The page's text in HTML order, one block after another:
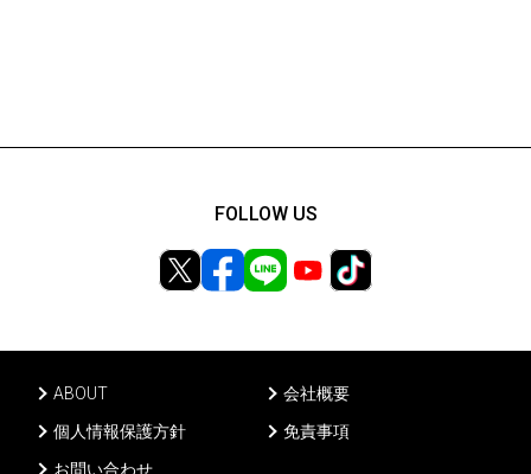
ABOUT
会社概要
個人情報保護方針
免責事項
お問い合わせ
FOLLOW US